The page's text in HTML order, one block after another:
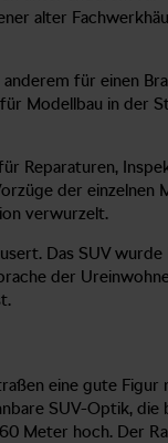
alter
für einen
Modellbau in der
Reparaturen,
der einzelnen
verwurzelt.
Das SUV
der
eine gute
SUV-Optik,
Meter hoch. Der